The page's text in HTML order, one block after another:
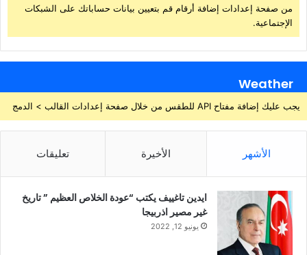
من صفحة إعدادات إضافة أرقام قم بتعيين بيانات حساباتك على الشبكات
الإجتماعية.
Weather
يجب عليك إضافة مفتاح API للطقس من خلال صفحة إعدادات القالب > الدمج
الأشهر الأخيرة تعليقات
ايدين تاغييف يكتب “عودة الخلاص العظيم ” تاريخ
غير مصير اذربيجا
يونيو 12, 2022